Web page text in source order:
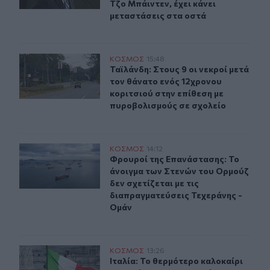
Τζο Μπάιντεν, έχει κάνει
μεταστάσεις στα οστά
Ταϊλάνδη: Στους 9 οι νεκροί μετά τον θάνατο ενός
ΚΟΣΜΟΣ 15:48
Ταϊλάνδη: Στους 9 οι νεκροί μετά
Ταϊλάνδη: Στους 9 οι νεκροί μετά
τον θάνατο ενός 12χρονου
κοριτσιού στην επίθεση με
πυροβολισμούς σε σχολείο
Φρουροί της Επανάστασης: Το άνοιγμα των Στενών του
ΚΟΣΜΟΣ 14:12
Φρουροί της Επανάστασης: Το
Φρουροί της Επανάστασης: Το
άνοιγμα των Στενών του Ορμούζ
δεν σχετίζεται με τις
διαπραγματεύσεις Τεχεράνης -
Ομάν
Ιταλία: Το θερμότερο καλοκαίρι του αιώνα πλήττει τη
ΚΟΣΜΟΣ 13:26
Ιταλία: Το θερμότερο καλοκαίρι
Ιταλία: Το θερμότερο καλοκαίρι